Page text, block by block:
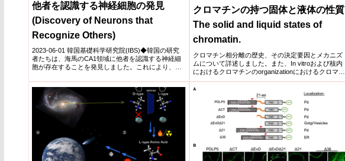
他者を認識する神経細胞の発見
(Discovery of Neurons that
Recognize Others)
2023-06-01 韓国基礎科学研究院(IBS)◆韓国の研究
者たちは、海馬のCA1領域に他者を認識する神経細
胞が存在することを発見しました。これにより、社
クロマチンの持つ固体と液体の性質
The solid and liquid states of
chromatin.
クロマチン相分離の歴史、その決定要因とメカニズ
ムについて詳述しました。また、In vitroおよび核内
におけるクロマチンのorganizationにおけるクロマチ
ン自己相互作用の役割の重要性を指摘しています。
さらに、ヘテロクロマチンとユークロマチンの成分
であるタンパク質の相分離、および核内のクロマチ
ンがナノスケールで液体として、メゾスケールで固
体として振る舞うという新たな概念について議論し
ています。